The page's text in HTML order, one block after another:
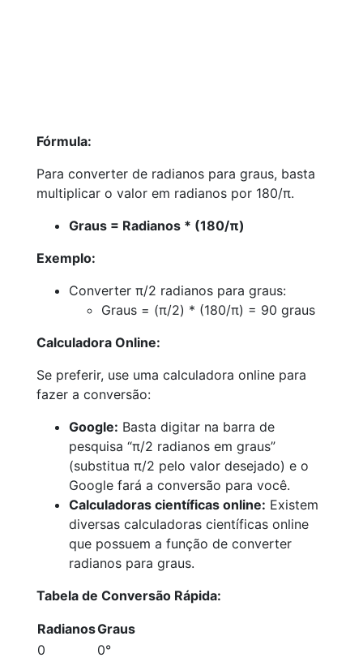
Fórmula:
Para converter de radianos para graus, basta
multiplicar o valor em radianos por 180/π.
Graus = Radianos * (180/π)
Exemplo:
Converter π/2 radianos para graus:
Graus = (π/2) * (180/π) = 90 graus
Calculadora Online:
Se preferir, use uma calculadora online para
fazer a conversão:
Google: Basta digitar na barra de
pesquisa “π/2 radianos em graus”
(substitua π/2 pelo valor desejado) e o
Google fará a conversão para você.
Calculadoras científicas online: Existem
diversas calculadoras científicas online
que possuem a função de converter
radianos para graus.
Tabela de Conversão Rápida:
RadianosGraus
0
0°